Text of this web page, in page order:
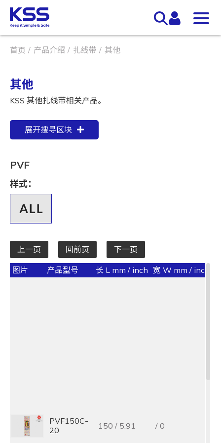
首页 产品介绍 扎线带 其他
其他
KSS 其他扎线带相关产品。
展开搜寻区块
PVF
样式：
上一页 回前页 下一页
图片 产品型号 长 L mm / inch 宽 W mm / inch
PVF150C-
20
150 / 5.91 / 0